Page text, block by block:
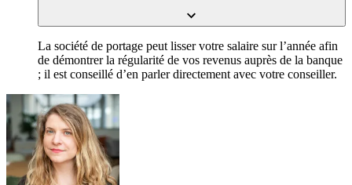
La société de portage peut lisser votre salaire sur l’année afin
de démontrer la régularité de vos revenus auprès de la banque
; il est conseillé d’en parler directement avec votre conseiller.